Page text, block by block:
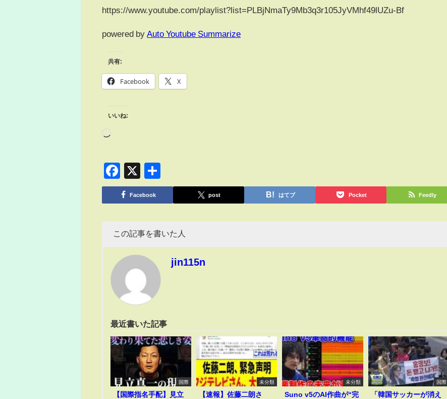
https://www.youtube.com/playlist?list=PLBjNmaTy9Mb3q3r105JyVMhf49lUZu-Bf
powered by Auto Youtube Summarize
共有:
Facebook X
いいね:
Facebook
X
有
Facebook post はてブ Pocket Feedly
この記事を書いた人
jin115n
最近書いた記事
国際
【国際指名手配】見立
未分類
【速報】佐藤二朗さ
未分類
Suno v5のAI作曲が“完
国際
「韓国サッカーが消え